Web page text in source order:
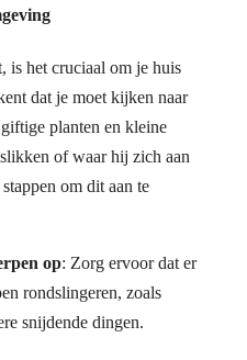
is het cruciaal om je huis
dat je moet kijken naar
planten en kleine
of waar hij zich aan
om dit aan te
op: Zorg ervoor dat er
rondslingeren, zoals
snijdende dingen.